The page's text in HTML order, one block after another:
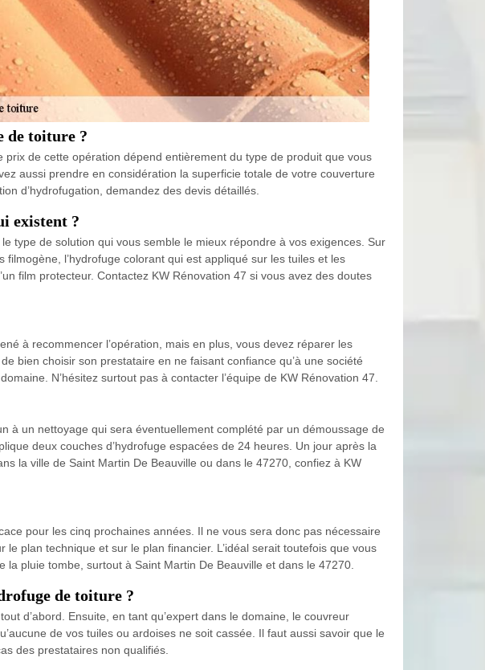
de toiture ?
de cette opération dépend entièrement du type de produit que vous
aussi prendre en considération la superficie totale de votre couverture
d’hydrofugation, demandez des devis détaillés.
existent ?
type de solution qui vous semble le mieux répondre à vos exigences. Sur
l’hydrofuge colorant qui est appliqué sur les tuiles et les
film protecteur. Contactez KW Rénovation 47 si vous avez des doutes
à recommencer l’opération, mais en plus, vous devez réparer les
bien choisir son prestataire en ne faisant confiance qu’à une société
N’hésitez surtout pas à contacter l’équipe de KW Rénovation 47.
à un nettoyage qui sera éventuellement complété par un démoussage de
deux couches d’hydrofuge espacées de 24 heures. Un jour après la
la ville de Saint Martin De Beauville ou dans le 47270, confiez à KW
pour les cinq prochaines années. Il ne vous sera donc pas nécessaire
plan technique et sur le plan financier. L’idéal serait toutefois que vous
pluie tombe, surtout à Saint Martin De Beauville et dans le 47270.
de toiture ?
d’abord. Ensuite, en tant qu’expert dans le domaine, le couvreur
de vos tuiles ou ardoises ne soit cassée. Il faut aussi savoir que le
des prestataires non qualifiés.